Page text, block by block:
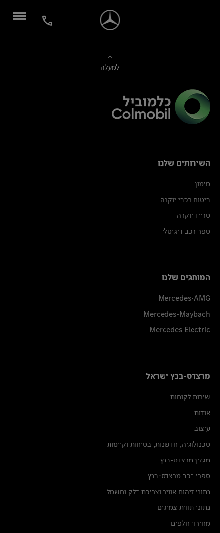
למעלה
השירותים שלנו
מימון
ביטוח רכבי יוקרה
טרייד יוקרה
ספר רכב דיגיטלי
המותגים שלנו
Mercedes-AMG
Mercedes-Maybach
Mercedes Electric
מרצדס-בנץ ישראל
שירות לקוחות
אודות
עיצוב
טכנולוגיה, חדשנות, בטיחות וקיימות
מגזין מרצדס-בנץ
ספרי רכב מרצדס-בנץ
נתוני זיהום אוויר וצריכת דלק וחשמל
נתוני תווית צמיגים
מחירון חלפים